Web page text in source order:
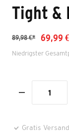
Tight &
89,98 €* 69,99
Niedrigster
Gratis